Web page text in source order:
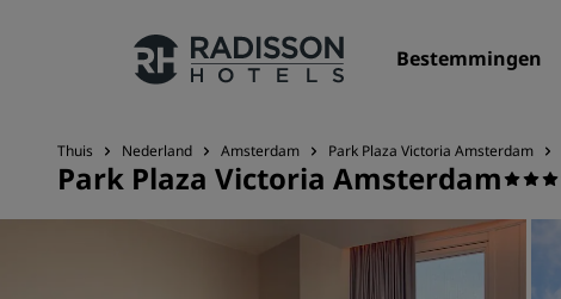
Bestemmingen
Onze merken
Thuis Nederland Amsterdam Park Plaza Victoria Amsterdam
Park Plaza Victoria Amsterdam